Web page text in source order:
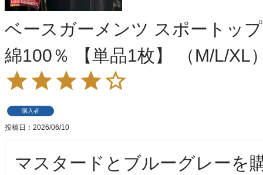
ベースガーメンツ スポートッ
綿100％ 【単品1枚】 （M/L/XL
購入者
投稿日 2026/06/10
マスタードとブルーグレーを